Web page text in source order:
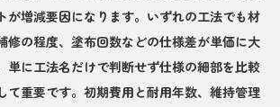
が増減要因になります。いずれの工法でも材
修の程度、塗布回数などの仕様差が単価に大
単に工法名だけで判断せず仕様の細部を比較
て重要です。初期費用と耐用年数、維持管理